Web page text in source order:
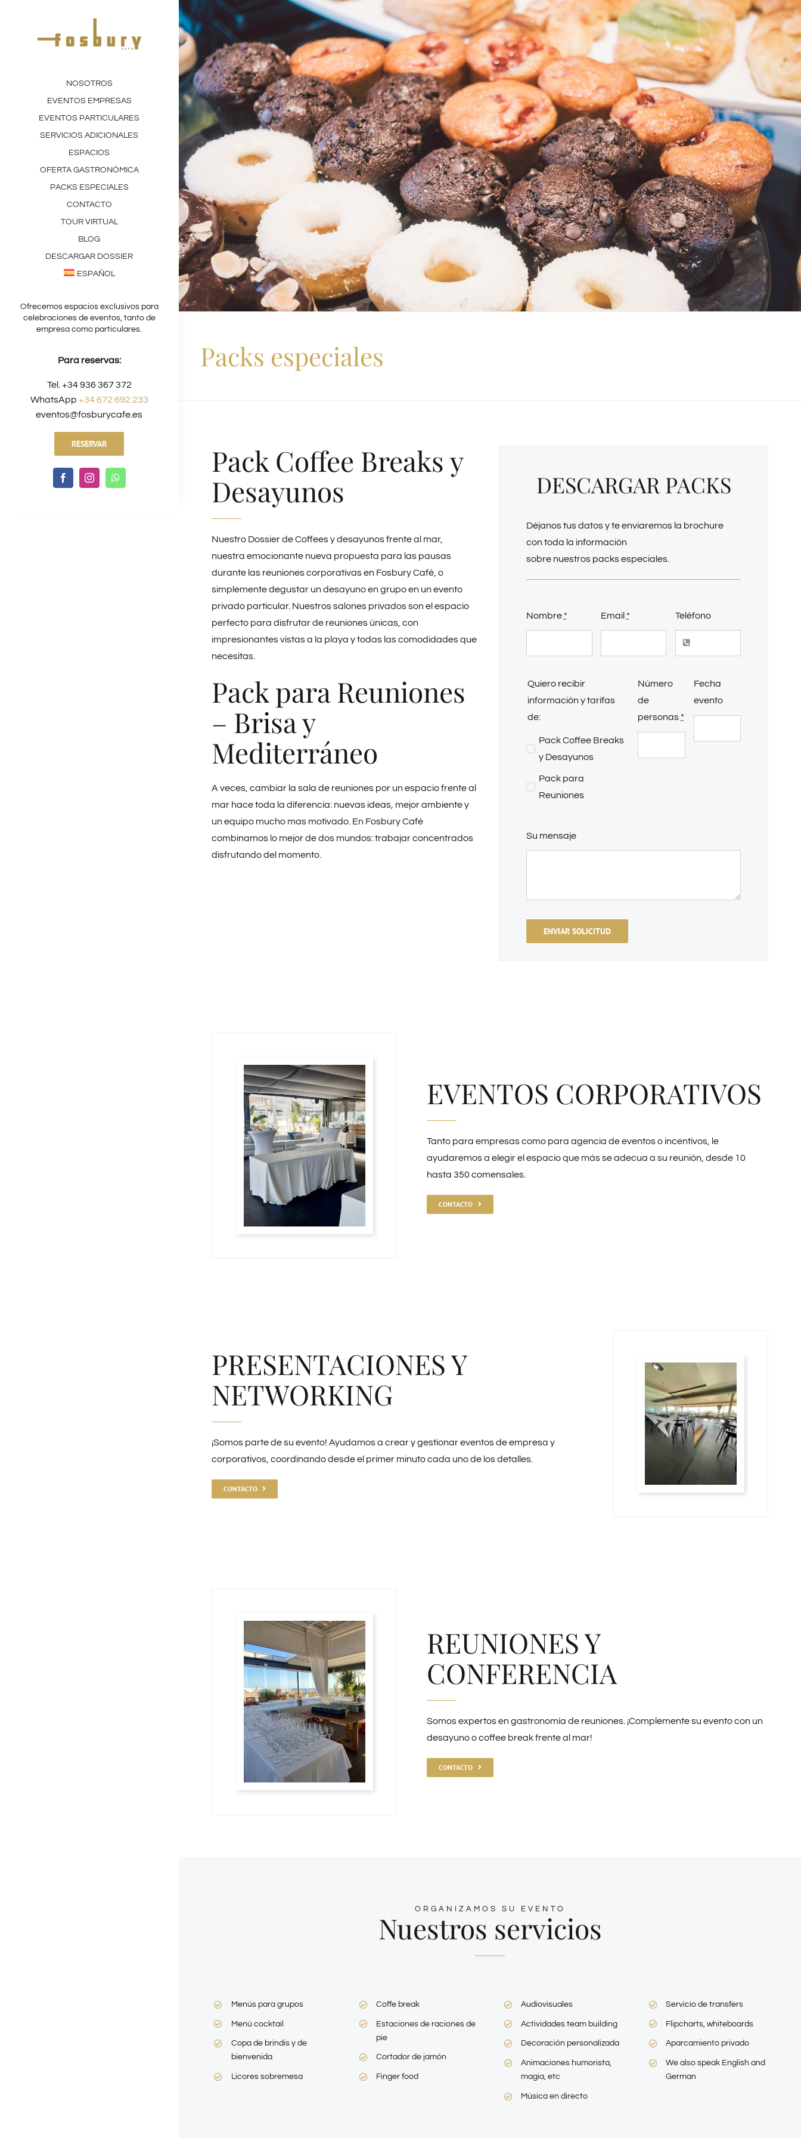
contenido
NOSOTROS
EVENTOS EMPRESAS
EVENTOS PARTICULARES
SERVICIOS ADICIONALES
ESPACIOS
OFERTA GASTRONÓMICA
PACKS ESPECIALES
CONTACTO
TOUR VIRTUAL
BLOG
DESCARGAR DOSSIER
ESPAÑOL
Ofrecemos espacios exclusivos para
celebraciones de eventos, tanto de
empresa como particulares.
Para reservas:
Tel. +34 936 367 372
WhatsApp +34 672 692 233
eventos@fosburycafe.es
RESERVAR
Packs especiales
Pack Coffee Breaks y
Desayunos
Nuestro Dossier de Coffees y desayunos frente al mar,
nuestra emocionante nueva propuesta para las pausas
durante las reuniones corporativas en Fosbury Café, o
simplemente degustar un desayuno en grupo en un evento
privado particular. Nuestros salones privados son el espacio
perfecto para disfrutar de reuniones únicas, con
impresionantes vistas a la playa y todas las comodidades que
necesitas.
Pack para Reuniones
– Brisa y
Mediterráneo
A veces, cambiar la sala de reuniones por un espacio frente al
mar hace toda la diferencia: nuevas ideas, mejor ambiente y
un equipo mucho mas motivado. En Fosbury Café
combinamos lo mejor de dos mundos: trabajar concentrados
disfrutando del momento.
DESCARGAR PACKS
Déjanos tus datos y te enviaremos la brochure
con toda la información
sobre nuestros packs especiales.
Nombre * Email * Teléfono
Quiero recibir
información y tarifas
de:
Pack Coffee Breaks
y Desayunos
Pack para
Reuniones
Número
de
personas *
Fecha
evento
Su mensaje
ENVIAR SOLICITUD
EVENTOS CORPORATIVOS
Tanto para empresas como para agencia de eventos o incentivos, le
ayudaremos a elegir el espacio que más se adecua a su reunión, desde 10
hasta 350 comensales.
CONTACTO
PRESENTACIONES Y
NETWORKING
¡Somos parte de su evento! Ayudamos a crear y gestionar eventos de empresa y
corporativos, coordinando desde el primer minuto cada uno de los detalles.
CONTACTO
REUNIONES Y
CONFERENCIA
Somos expertos en gastronomía de reuniones. ¡Complemente su evento con un
desayuno o coffee break frente al mar!
CONTACTO
ORGANIZAMOS SU EVENTO
Nuestros servicios
Menús para grupos
Menú cocktail
Copa de brindis y de
bienvenida
Licores sobremesa
Coffe break
Estaciones de raciones de
pie
Cortador de jamón
Finger food
Audiovisuales
Actividades team building
Decoración personalizada
Animaciones humorista,
magia, etc
Música en directo
Servicio de transfers
Flipcharts, whiteboards
Aparcamiento privado
We also speak English and
German